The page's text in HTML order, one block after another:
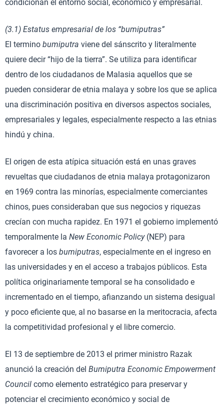
condicionan el entorno social, económico y empresarial.
(3.1) Estatus empresarial de los “bumiputras”
El termino bumiputra viene del sánscrito y literalmente
quiere decir “hijo de la tierra”. Se utiliza para identificar
dentro de los ciudadanos de Malasia aquellos que se
pueden considerar de etnia malaya y sobre los que se aplica
una discriminación positiva en diversos aspectos sociales,
empresariales y legales, especialmente respecto a las etnias
hindú y china.
El origen de esta atípica situación está en unas graves
revueltas que ciudadanos de etnia malaya protagonizaron
en 1969 contra las minorías, especialmente comerciantes
chinos, pues consideraban que sus negocios y riquezas
crecían con mucha rapidez. En 1971 el gobierno implementó
temporalmente la New Economic Policy(NEP) para
favorecer a los bumiputras, especialmente en el ingreso en
las universidades y en el acceso a trabajos públicos. Esta
política originariamente temporal se ha consolidado e
incrementado en el tiempo, afianzando un sistema desigual
y poco eficiente que, al no basarse en la meritocracia, afecta
la competitividad profesional y el libre comercio.
El 13 de septiembre de 2013 el primer ministro Razak
anunció la creación del Bumiputra Economic Empowerment
Council como elemento estratégico para preservar y
potenciar el crecimiento económico y social de